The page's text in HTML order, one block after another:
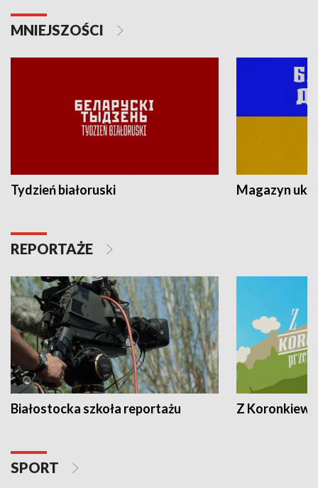
MNIEJSZOŚCI
Tydzień białoruski Magazyn
REPORTAŻE
Białostocka szkoła reportażu Z
SPORT